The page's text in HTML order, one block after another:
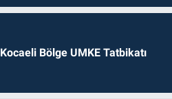
Kocaeli Bölge UMKE Tatbikatı